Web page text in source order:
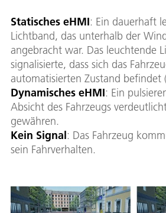
Statisches eHMI: Ein dauerhaft
Lichtband, das unterhalb der
angebracht war. Das leuchtende
signalisierte, dass sich das
automatisierten Zustand befindet
Dynamisches eHMI: Ein
Absicht des Fahrzeugs
gewähren.
Kein Signal: Das Fahrzeug
sein Fahrverhalten.